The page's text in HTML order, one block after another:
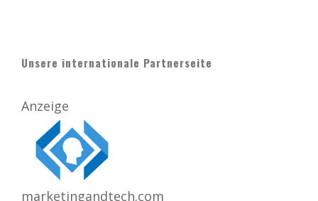
Unsere internationale Partnerseite
Anzeige
marketingandtech.com